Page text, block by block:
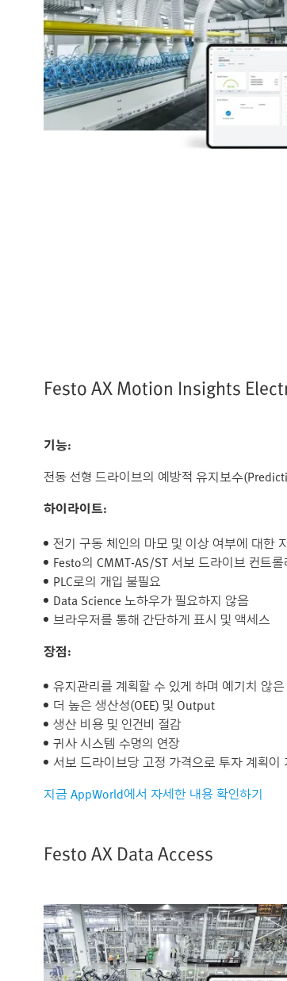
Festo AX Motion Insights
기능:
전동 선형 드라이브의 예방적 유지보수
하이라이트:
전기 구동 체인의 마모 및 이상 여부에 대한
Festo의 CMMT-AS/ST 서보 드라이브 컨트
PLC로의 개입 불필요
Data Science 노하우가 필요하지 않음
브라우저를 통해 간단하게 표시 및 액세스
장점:
유지관리를 계획할 수 있게 하며 예기치 않
더 높은 생산성(OEE) 및 Output
생산 비용 및 인건비 절감
귀사 시스템 수명의 연장
서보 드라이브당 고정 가격으로 투자 계획이
지금 AppWorld에서 자세한 내용 확인하기
Festo AX Data Access